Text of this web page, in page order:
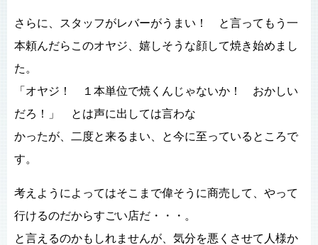
さらに、スタッフがレバーがうまい！ と言ってもう一
本頼んだらこのオヤジ、嬉しそうな顔して焼き始めまし
た。
「オヤジ！ １本単位で焼くんじゃないか！ おかしい
だろ！」 とは声に出しては言わな
かったが、二度と来るまい、と今に至っているところで
す。
考えようによってはそこまで偉そうに商売して、やって
行けるのだからすごい店だ・・・。
と言えるのかもしれませんが、気分を悪くさせて人様か